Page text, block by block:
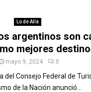
Lo de Allá
argentinos son
mejores
mayo 9, 2024 0
del Consejo Federal de
de la Nación anunció...